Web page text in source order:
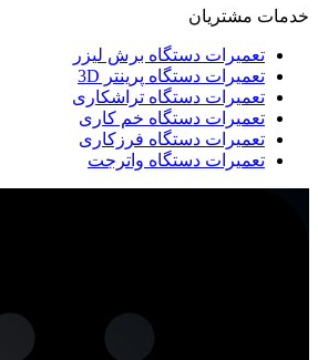
خدمات مشتریان
تعمیرات دستگاه برش لیزر
تعمیرات دستگاه پرینتر 3D
تعمیرات دستگاه تراشکاری
تعمیرات دستگاه خم کاری
تعمیرات دستگاه فرزکاری
تعمیرات دستگاه واترجت